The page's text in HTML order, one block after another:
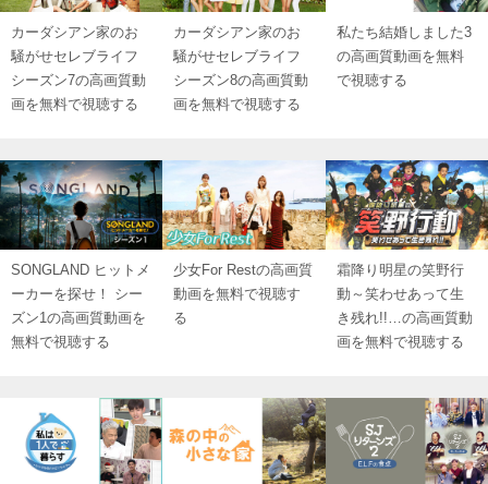
カーダシアン家のお
騒がせセレブライフ
シーズン7の高画質動
画を無料で視聴する
カーダシアン家のお
騒がせセレブライフ
シーズン8の高画質動
画を無料で視聴する
私たち結婚しました3
の高画質動画を無料
で視聴する
SONGLAND ヒットメ
ーカーを探せ！ シー
ズン1の高画質動画を
無料で視聴する
少女For Restの高画質
動画を無料で視聴す
る
霜降り明星の笑野行
動～笑わせあって生
き残れ!!…の高画質動
画を無料で視聴する